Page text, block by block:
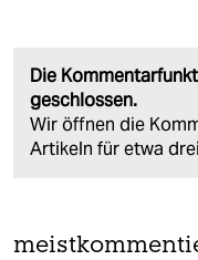
Die
geschlossen.
Wir öffnen die
Artikeln für etwa